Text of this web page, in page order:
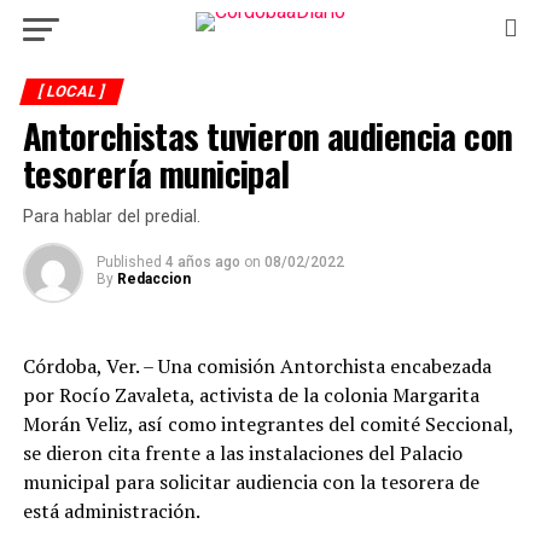
[ LOCAL ]
Antorchistas tuvieron audiencia con
tesorería municipal
Para hablar del predial.
Published 4 años ago on 08/02/2022
By Redaccion
Córdoba, Ver. – Una comisión Antorchista encabezada
por Rocío Zavaleta, activista de la colonia Margarita
Morán Veliz, así como integrantes del comité Seccional,
se dieron cita frente a las instalaciones del Palacio
municipal para solicitar audiencia con la tesorera de
está administración.